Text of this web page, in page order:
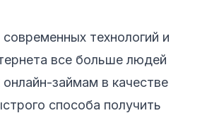
технологий и
все больше людей
займам в качестве
способа получить